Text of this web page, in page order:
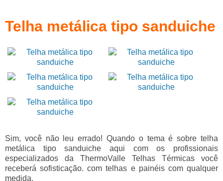
Telha metálica tipo sanduiche
Sim, você não leu errado! Quando o tema é sobre telha
metálica tipo sanduiche aqui com os profissionais
especializados da ThermoValle Telhas Térmicas você
receberá sofisticação. com telhas e painéis com qualquer
medida.